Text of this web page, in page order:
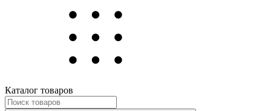
Каталог товаров